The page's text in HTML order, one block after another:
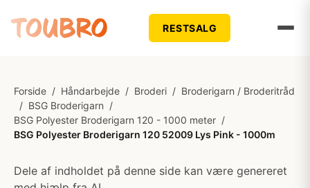
RESTSALG
Forside / Håndarbejde / Broderi / Broderigarn / Broderitråd
/ BSG Broderigarn /
BSG Polyester Broderigarn 120 - 1000 meter /
BSG Polyester Broderigarn 120 52009 Lys Pink - 1000m
Dele af indholdet på denne side kan være genereret